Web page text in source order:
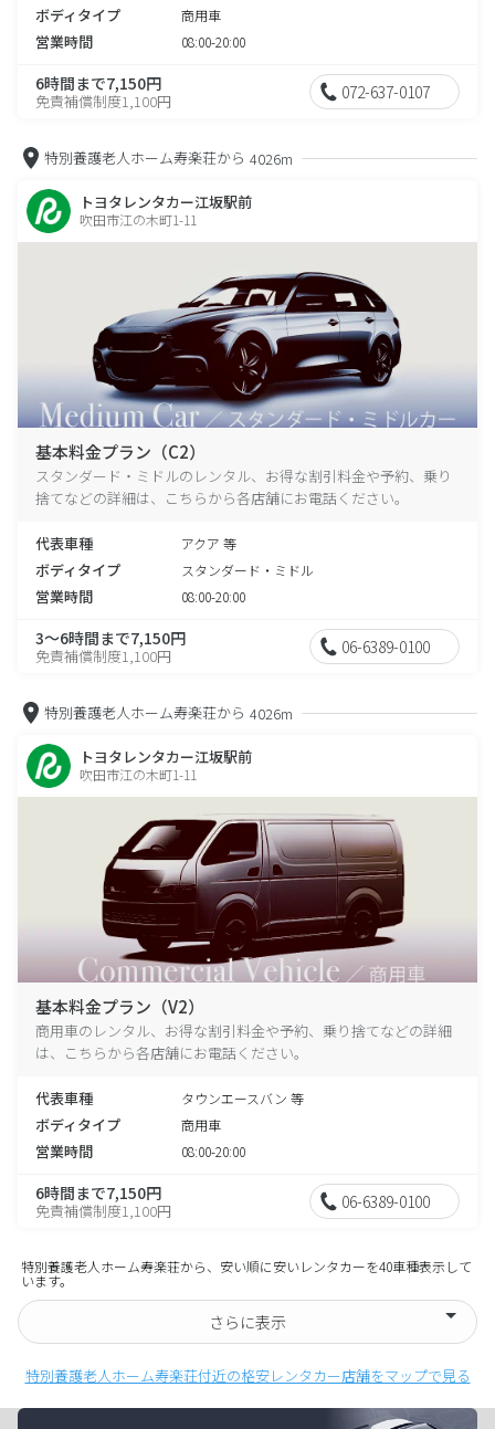
ボディタイプ 商用車
営業時間 08:00-20:00
6時間まで7,150円
免責補償制度1,100円 072-637-0107
特別養護老人ホーム寿楽荘から 4026m
トヨタレンタカー江坂駅前
吹田市江の木町1-11
基本料金プラン（C2）
スタンダード・ミドルのレンタル、お得な割引料金や予約、乗り
捨てなどの詳細は、こちらから各店舗にお電話ください。
代表車種 アクア 等
ボディタイプ スタンダード・ミドル
営業時間 08:00-20:00
3～6時間まで7,150円
免責補償制度1,100円 06-6389-0100
特別養護老人ホーム寿楽荘から 4026m
トヨタレンタカー江坂駅前
吹田市江の木町1-11
基本料金プラン（V2）
商用車のレンタル、お得な割引料金や予約、乗り捨てなどの詳細
は、こちらから各店舗にお電話ください。
代表車種 タウンエースバン 等
ボディタイプ 商用車
営業時間 08:00-20:00
6時間まで7,150円
免責補償制度1,100円 06-6389-0100
特別養護老人ホーム寿楽荘から、安い順に安いレンタカーを40車種表示して
います。
さらに表示
特別養護老人ホーム寿楽荘付近の格安レンタカー店舗をマップで見る